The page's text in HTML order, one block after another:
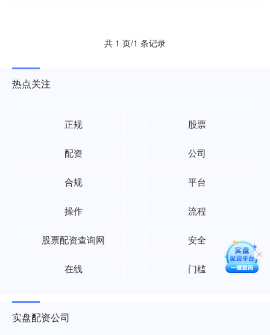
共 1 页/1 条记录
热点关注
正规 股票
配资 公司
合规 平台
操作 流程
股票配资查询网 安全
在线 门槛
实盘配资公司